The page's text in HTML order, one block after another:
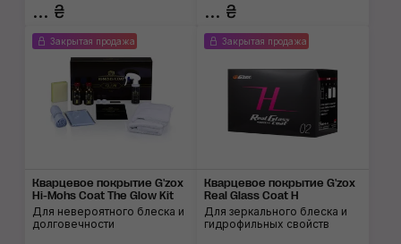
... ₴ ... ₴
Закрытая продажа
Кварцевое покрытие G'zox
Hi-Mohs Coat The Glow Kit
Для невероятного блеска и
долговечности
Закрытая продажа
Кварцевое покрытие G'zox
Real Glass Coat H
Для зеркального блеска и
гидрофильных свойств